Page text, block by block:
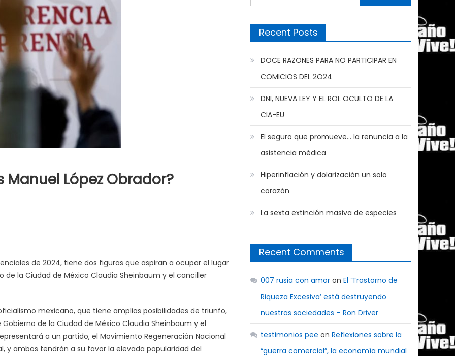
Manuel López Obrador?
de 2024, tiene dos figuras que aspiran a ocupar el lugar
de la Ciudad de México Claudia Sheinbaum y el canciller
mexicano, que tiene amplias posibilidades de triunfo,
de la Ciudad de México Claudia Sheinbaum y el
a un partido, el Movimiento Regeneración Nacional
y ambos tendrán a su favor la elevada popularidad del
for:
Recent Posts
DOCE RAZONES PARA NO PARTICIPAR EN
COMICIOS DEL 2O24
DNI, NUEVA LEY Y EL ROL OCULTO DE LA
CIA-EU
El seguro que promueve… la renuncia a la
asistencia médica
Hiperinflación y dolarización un solo
corazón
La sexta extinción masiva de especies
Recent Comments
007 rusia con amor onEl ‘Trastorno de
Riqueza Excesiva’ está destruyendo
nuestras sociedades – Ron Driver
testimonios pee onReflexiones sobre la
“guerra comercial”, la economía mundial